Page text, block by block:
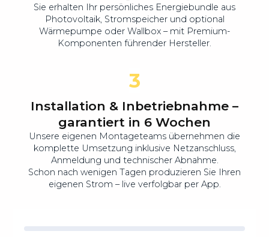
Sie erhalten Ihr persönliches Energiebundle aus
Photovoltaik, Stromspeicher und optional
Wärmepumpe oder Wallbox – mit Premium-
Komponenten führender Hersteller.
3
Installation & Inbetriebnahme –
garantiert in 6 Wochen
Unsere eigenen Montageteams übernehmen die
komplette Umsetzung inklusive Netzanschluss,
Anmeldung und technischer Abnahme.
Schon nach wenigen Tagen produzieren Sie Ihren
eigenen Strom – live verfolgbar per App.